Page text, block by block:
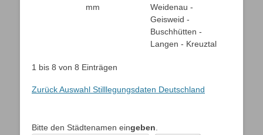
mm
Weidenau -
Geisweid -
Buschhütten -
Langen - Kreuztal
1 bis 8 von 8 Einträgen
Zurück Auswahl Stilllegungsdaten Deutschland
Bitte den Städtenamen eingeben